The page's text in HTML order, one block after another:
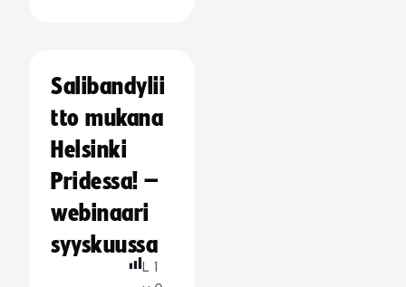
Salibandylii
tto mukana
Helsinki
Pridessa! –
webinaari
syyskuussa
L 1